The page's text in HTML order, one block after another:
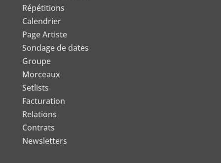
Répétitions
Calendrier
Page Artiste
Sondage de dates
Groupe
Morceaux
Setlists
Facturation
Relations
Contrats
Newsletters